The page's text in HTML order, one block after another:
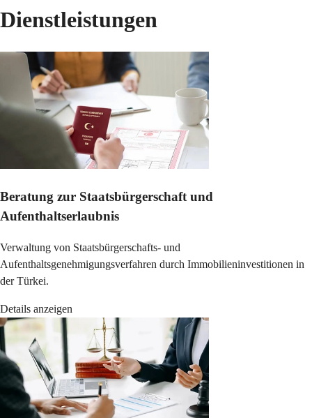
Dienstleistungen
Beratung zur Staatsbürgerschaft und
Aufenthaltserlaubnis
Verwaltung von Staatsbürgerschafts- und
Aufenthaltsgenehmigungsverfahren durch Immobilieninvestitionen in
der Türkei.
Details anzeigen